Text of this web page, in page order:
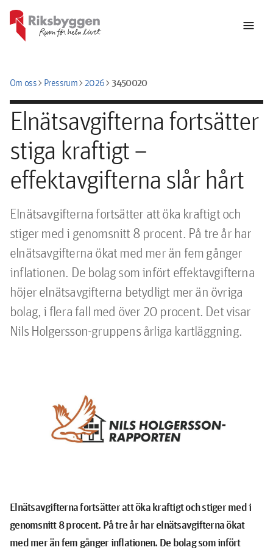
menu
Om osschevron_rightPressrumchevron_right2026chevron_right3450020
Elnätsavgifterna fortsätter
stiga kraftigt –
effektavgifterna slår hårt
Elnätsavgifterna fortsätter att öka kraftigt och
stiger med i genomsnitt 8 procent. På tre år har
elnätsavgifterna ökat med mer än fem gånger
inflationen. De bolag som infört effektavgifterna
höjer elnätsavgifterna betydligt mer än övriga
bolag, i flera fall med över 20 procent. Det visar
Nils Holgersson-gruppens årliga kartläggning.
Elnätsavgifterna fortsätter att öka kraftigt ochstiger med i
genomsnitt 8 procent. På tre år har elnätsavgifterna ökat
med mer än fem gånger inflationen. De bolag som infört